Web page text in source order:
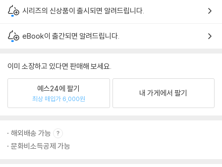
시리즈의 신상품이 출시되면 알려드립니다.
eBook이 출간되면 알려드립니다.
이미 소장하고 있다면 판매해 보세요.
예스24에 팔기
최상 매입가 6,000원
내 가게에서 팔기
해외배송 가능
문화비소득공제 가능